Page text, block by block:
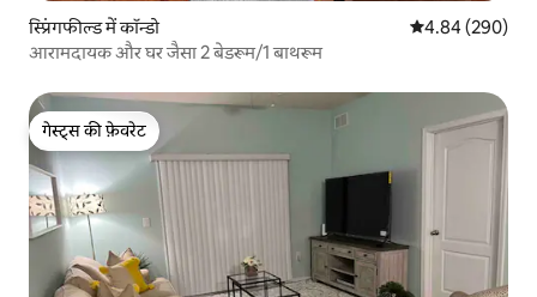
स्प्रिंगफील्ड में कॉन्डो औसत रेटिंग 5 में से
4.84 (290)
आरामदायक और घर जैसा 2 बेडरूम/1 बाथरूम
गेस्ट्स की फ़ेवरेट
गेस्ट्स की फ़ेवरेट